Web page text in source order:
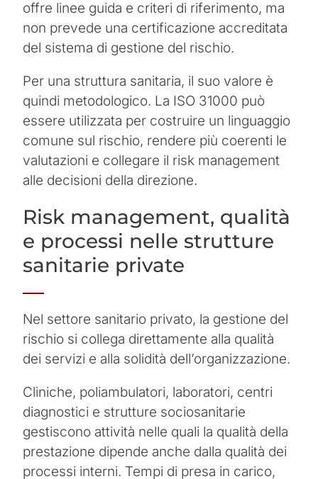
offre linee guida e criteri di riferimento, ma
non prevede una certificazione accreditata
del sistema di gestione del rischio.
Per una struttura sanitaria, il suo valore è
quindi metodologico. La ISO 31000 può
essere utilizzata per costruire un linguaggio
comune sul rischio, rendere più coerenti le
valutazioni e collegare il risk management
alle decisioni della direzione.
Risk management, qualità
e processi nelle strutture
sanitarie private
Nel settore sanitario privato, la gestione del
rischio si collega direttamente alla qualità
dei servizi e alla solidità dell’organizzazione.
Cliniche, poliambulatori, laboratori, centri
diagnostici e strutture sociosanitarie
gestiscono attività nelle quali la qualità della
prestazione dipende anche dalla qualità dei
processi interni. Tempi di presa in carico,